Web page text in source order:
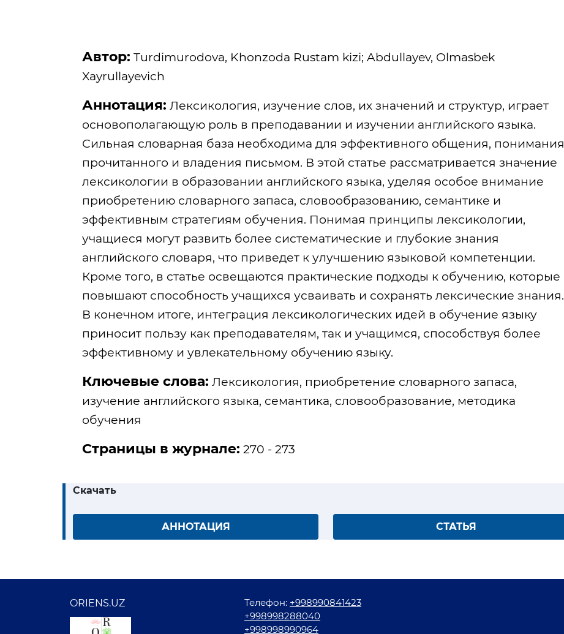
Автор: Turdimurodova, Khonzoda Rustam kizi; Abdullayev, Olmasbek
Xayrullayevich
Аннотация: Лексикология, изучение слов, их значений и структур, играет
основополагающую роль в преподавании и изучении английского языка.
Сильная словарная база необходима для эффективного общения, понимания
прочитанного и владения письмом. В этой статье рассматривается значение
лексикологии в образовании английского языка, уделяя особое внимание
приобретению словарного запаса, словообразованию, семантике и
эффективным стратегиям обучения. Понимая принципы лексикологии,
учащиеся могут развить более систематические и глубокие знания
английского словаря, что приведет к улучшению языковой компетенции.
Кроме того, в статье освещаются практические подходы к обучению, которые
повышают способность учащихся усваивать и сохранять лексические знания.
В конечном итоге, интеграция лексикологических идей в обучение языку
приносит пользу как преподавателям, так и учащимся, способствуя более
эффективному и увлекательному обучению языку.
Ключевые слова: Лексикология, приобретение словарного запаса,
изучение английского языка, семантика, словообразование, методика
обучения
Страницы в журнале: 270 - 273
Скачать
АННОТАЦИЯ СТАТЬЯ
ORIENS.UZ Телефон: +998990841423
+998998288040
+998998990964